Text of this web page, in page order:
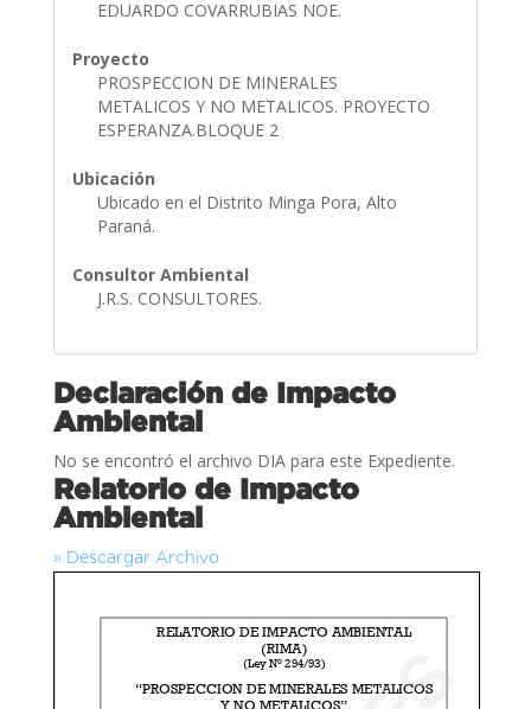
EDUARDO COVARRUBIAS NOE.
Proyecto
PROSPECCION DE MINERALES
METALICOS Y NO METALICOS. PROYECTO
ESPERANZA.BLOQUE 2
Ubicación
Ubicado en el Distrito Minga Pora, Alto
Paraná.
Consultor Ambiental
J.R.S. CONSULTORES.
Declaración de Impacto
Ambiental
No se encontró el archivo DIA para este Expediente.
Relatorio de Impacto
Ambiental
» Descargar Archivo